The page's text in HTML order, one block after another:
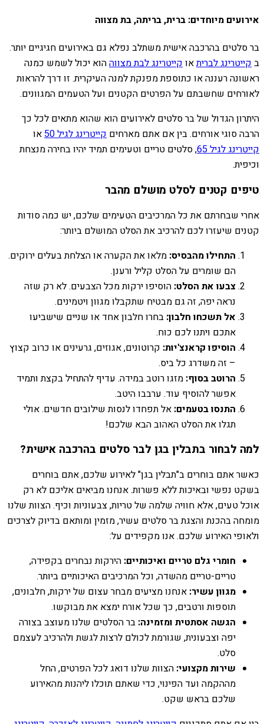
אירועים מיוחדים: ברית, בריתה, בת מצווה
בר סלטים בהרכבה אישית משתלב נפלא גם באירועים חגיגיים יותר.
בקייטרינג לבריתאוקייטרינג לבת מצווההוא יכול לשמש כמנה
ראשונה רעננה או כתוספת מפנקת למנה העיקרית. זו דרך להראות
לאורחים שחשבתם על הפרטים הקטנים ועל הטעמים המגוונים.
היתרון הגדול של בר סלטים לאירועים הוא שהוא מתאים לכל כך
הרבה סוגי אורחים. בין אם אתם מארחים קייטרינג לגיל 50
או
קייטרינג לגיל 65
, סלטים טריים וטעימים תמיד יהיו בחירה מנצחת
וכיפית.
טיפים קטנים לסלט מושלם מהבר
אחרי שבחרתם את כל המרכיבים הטעימים שלכם, יש כמה סודות
קטנים שיעזרו לכם להרכיב את הסלט המושלם ביותר:
התחילו מהבסיס: מלאו את הקערה או הצלחת בעלים ירוקים.
הם שומרים על הסלט קליל ורענן.
צבעו את הסלט: הוסיפו ירקות מכל הצבעים. לא רק שזה
נראה יפה, זה גם מבטיח שתקבלו מגוון ויטמינים.
אל תשכחו חלבון: בחרו חלבון אחד או שניים שישביעו
אתכם ויתנו לכם כוח.
הוסיפו קראנצ'יות: קרוטונים, אגוזים, גרעינים או כרוב קצוץ
– זה משדרג כל ביס.
הרוטב בסוף: מזגו רוטב במידה. עדיף להתחיל בקצת ותמיד
אפשר להוסיף עוד. ערבבו היטב.
התנסו בטעמים: אל תפחדו לנסות שילובים חדשים. אולי
תגלו את הסלט האהוב הבא שלכם!
למה לבחור בתבלין בגן לבר סלטים בהרכבה אישית?
כאשר אתם בוחרים ב"תבלין בגן" לאירוע שלכם, אתם בוחרים
בשקט נפשי ובאיכות ללא פשרות. אנחנו מביאים אליכם לא רק
אוכל טעים, אלא חוויה שלמה של טריות, צבעוניות וכיף. הצוות שלנו
מומחה בהכנת והצגת בר סלטים עשיר, מזמין ומותאם בדיוק לצרכים
ולאופי האירוע שלכם. אנו מקפידים על:
חומרי גלם טריים ואיכותיים: הירקות נבחרים בקפידה,
טריים-טריים מהשדה, וכל המרכיבים האיכותיים ביותר.
מגוון עשיר: אנחנו מציעים מבחר עצום של ירקות, חלבונים,
תוספות ורטבים, כך שכל אורח ימצא את מבוקשו.
הגשה אסתטית ומזמינה: בר הסלטים שלנו מעוצב בצורה
יפה וצבעונית, שגורמת לכולם לרצות לגשת ולהרכיב לעצמם
סלט.
שירות מקצועי: הצוות שלנו דואג לכל הפרטים, החל
מההקמה ועד הפינוי, כדי שאתם תוכלו ליהנות מהאירוע
שלכם בראש שקט.